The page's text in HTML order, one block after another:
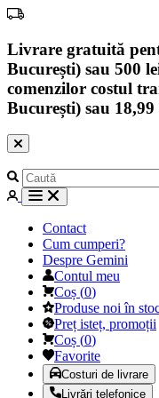
Livrare gratuită
București) sau 500
comenzilor costul
București) sau
Contact
Cum cumperi?
Despre Gemini
Contul meu
Coș (0)
Produse noi în
Preț isteț, promoții
Coș (0)
Favorite
Costuri de livrare
Livrări telefonice